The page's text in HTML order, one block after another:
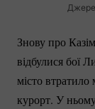
Знову про
відбулися бої
місто втратило
курорт. У ньому